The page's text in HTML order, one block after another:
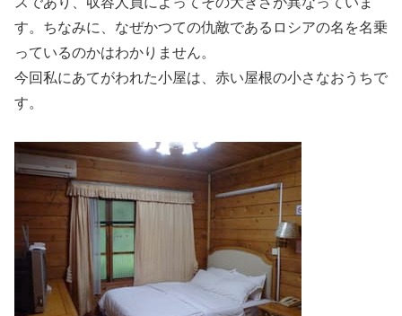
す。ちなみに、なぜかつての仇敵であるロシアの名を名乗
っているのかはわかりません。
今回私にあてがわれた小屋は、赤い屋根の小さなおうちで
す。